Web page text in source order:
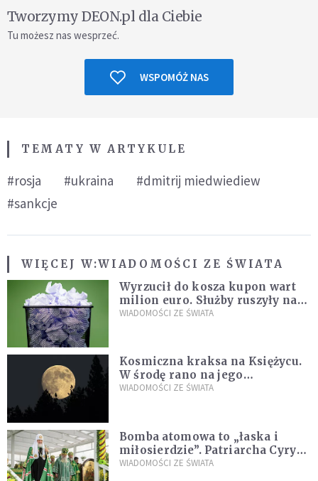
Tworzymy DEON.pl dla Ciebie
Tu możesz nas wesprzeć.
WSPOMÓŻ NAS
TEMATY W ARTYKULE
#rosja #ukraina
#dmitrij miedwiediew
#sankcje
WIĘCEJ W:WIADOMOŚCI ZE ŚWIATA
Wyrzucił do kosza kupon wart
milion euro. Służby ruszyły na
poszukiwania
WIADOMOŚCI ZE ŚWIATA
Kosmiczna kraksa na Księżycu.
W środę rano na jego
powierzchni dojdzie do
WIADOMOŚCI ZE ŚWIATA
Bomba atomowa to „łaska i
miłosierdzie”. Patriarcha Cyryl
wychwala Putina
WIADOMOŚCI ZE ŚWIATA